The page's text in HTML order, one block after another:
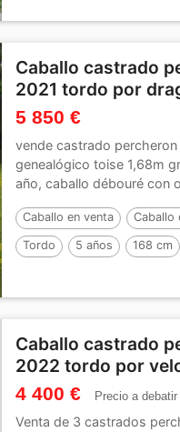
Caballo castrado
2021 tordo por
5 850 €
vende castrado
genealógico toise 1,68m
año, caballo débouré con
Caballo en venta Caballo
Tordo 5 años 168 cm
Caballo castrado
2022 tordo por
4 400 € Precio a debatir
Venta de 3 castrados